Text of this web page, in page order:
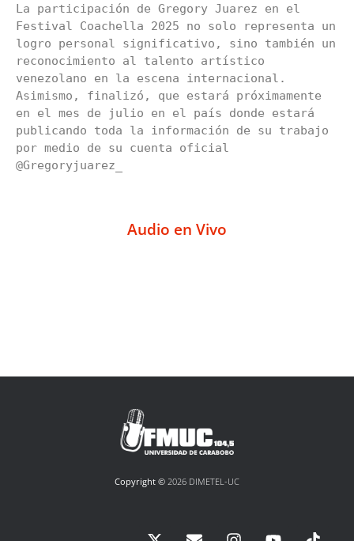
La participación de Gregory Juarez en el
Festival Coachella 2025 no solo representa un
logro personal significativo, sino también un
reconocimiento al talento artístico
venezolano en la escena internacional.
Asimismo, finalizó, que estará próximamente
en el mes de julio en el país donde estará
publicando toda la información de su trabajo
por medio de su cuenta oficial
@Gregoryjuarez_
Audio en Vivo
Copyright © 2026 DIMETEL-UC